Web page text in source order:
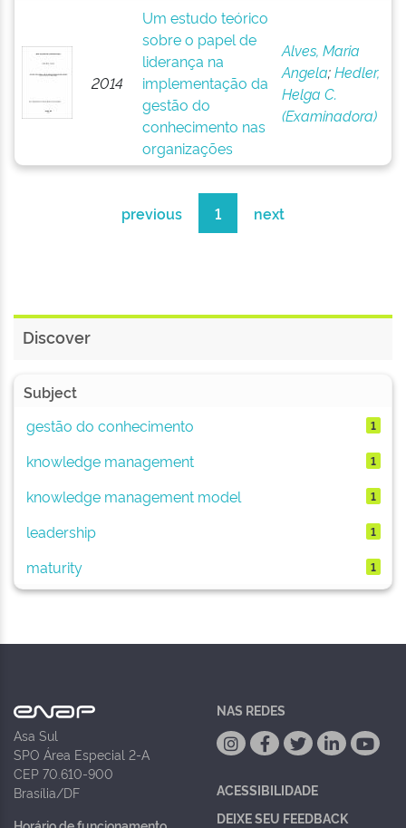
2014
Um estudo teórico
sobre o papel de
liderança na
implementação da
gestão do
conhecimento nas
organizações
Alves, Maria
Angela;Hedler,
Helga C.
(Examinadora)
previous 1 next
Discover
Subject
gestão do conhecimento
1
knowledge management 1
knowledge management model 1
leadership 1
maturity 1
Asa Sul
SPO Área Especial 2-A
CEP 70.610-900
Brasília/DF
NAS REDES
ACESSIBILIDADE
DEIXE SEU FEEDBACK